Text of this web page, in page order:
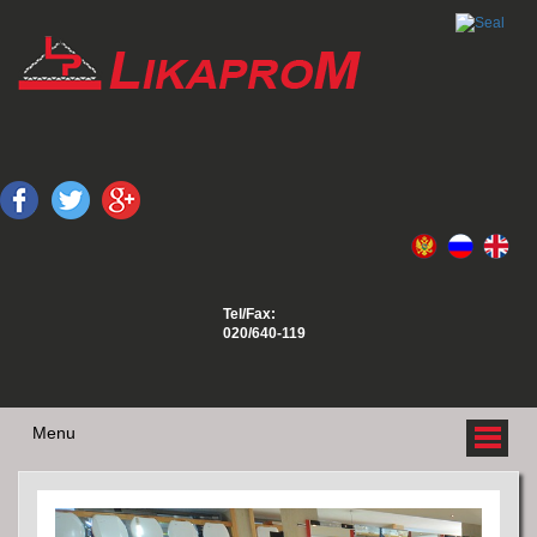
Tel/Fax:
020/640-119
Menu